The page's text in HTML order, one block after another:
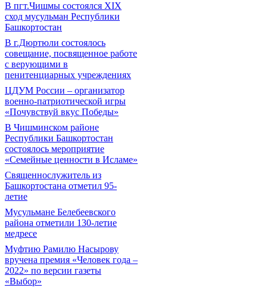
В пгт.Чишмы состоялся XIX
сход мусульман Республики
Башкортостан
В г.Дюртюли состоялось
совещание, посвященное работе
с верующими в
пенитенциарных учреждениях
ЦДУМ России – организатор
военно-патриотической игры
«Почувствуй вкус Победы»
В Чишминском районе
Республики Башкортостан
состоялось мероприятие
«Семейные ценности в Исламе»
Священнослужитель из
Башкортостана отметил 95-
летие
Мусульмане Белебеевского
района отметили 130-летие
медресе
Муфтию Рамилю Насырову
вручена премия «Человек года –
2022» по версии газеты
«Выбор»